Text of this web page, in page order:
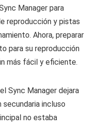
Manager para
reproducción y pistas
Ahora, preparar
para su reproducción
más fácil y eficiente.
Sync Manager dejara
incluso
no estaba